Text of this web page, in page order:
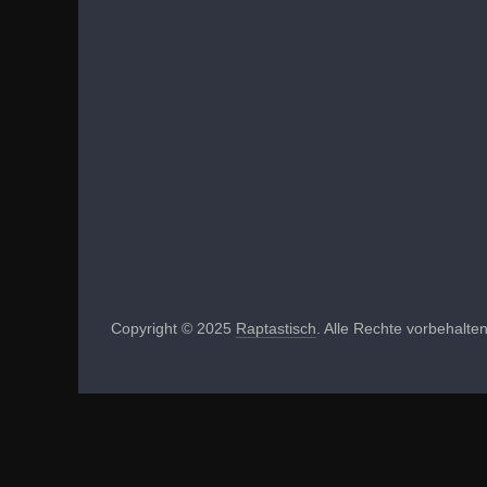
Copyright © 2025 Raptastisch . Alle Rechte